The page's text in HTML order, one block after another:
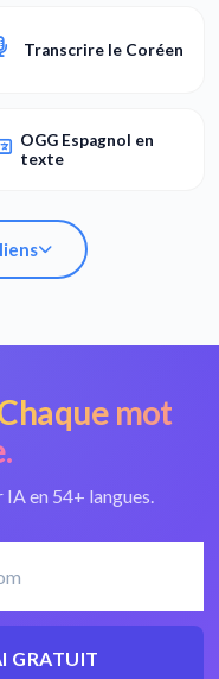
Transcrire le Coréen
OGG Espagnol en
texte
Meilleur
convertisseur OGG
Transcrire le Coréen
mot
en 54+ langues.
GRATUIT